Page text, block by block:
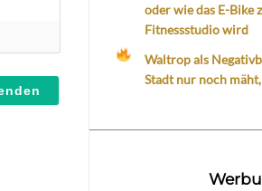
oder wie das E-Bike
Fitnessstudio wird
Waltrop als
Stadt nur noch